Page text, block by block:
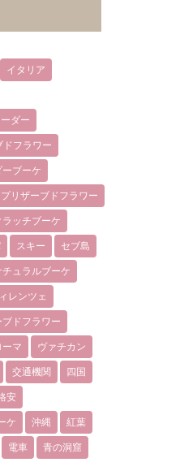
イタリア
ダー
ドフラワー
ーブーケ
リザーブドフラワー
ラッチブーケ
スキー セブ島
チュラルブーケ
レンツェ
ブドフラワー
ーマ ヴァチカン
交通機関 四国
安
ケ 沖縄 紅葉
電車 青の洞窟